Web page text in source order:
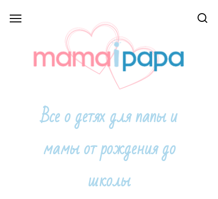
Все о детях для папы и
мамы от рождения до
школы